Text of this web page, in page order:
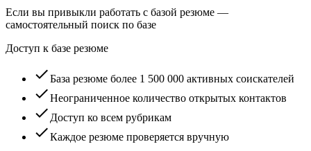
Если вы привыкли работать с базой резюме —
самостоятельный поиск по базе
Доступ к базе резюме
checkБаза резюме более 1 500 000 активных соискателей
checkНеограниченное количество открытых контактов
check Доступ ко всем рубрикам
checkКаждое резюме проверяется вручную